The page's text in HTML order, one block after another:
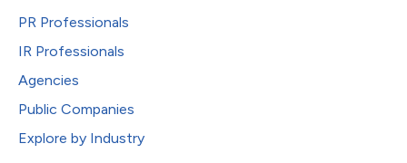
PR Professionals
IR Professionals
Agencies
Public Companies
Explore by Industry